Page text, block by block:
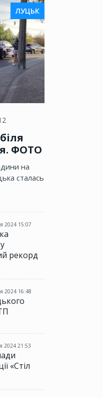
ЛУЦЬК
ФОТО
на
сталась
2024 15:07
рекорд
2024 16:48
2024 21:53
«Стіл